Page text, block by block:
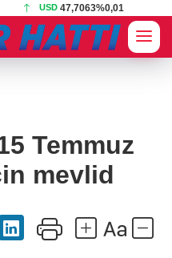
USD 47,7063%0,01
Temmuz
mevlid